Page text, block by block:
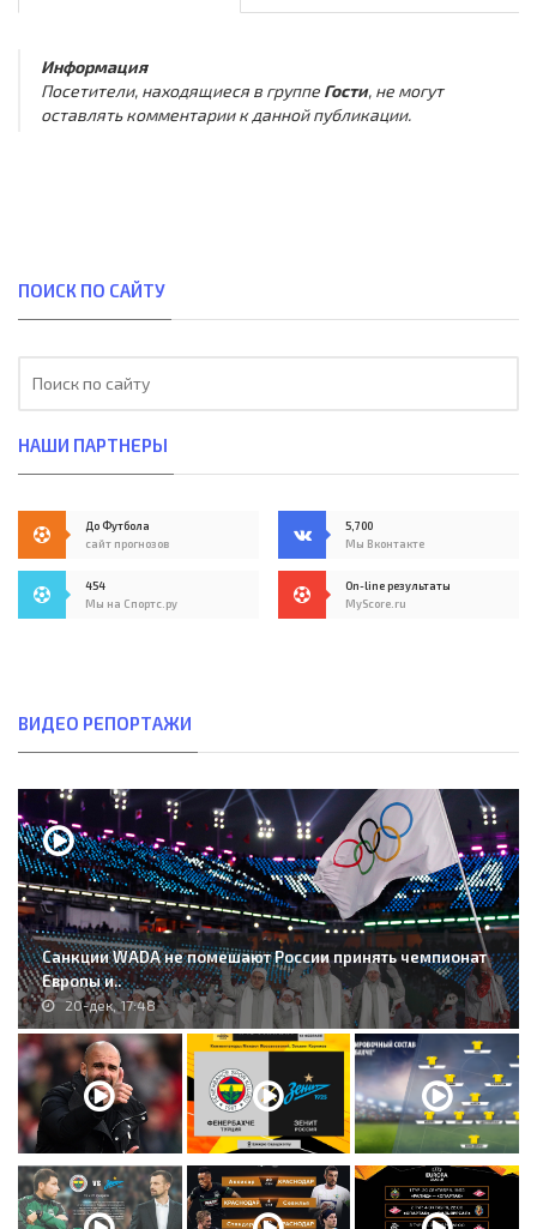
Информация
Посетители, находящиеся в группе Гости, не могут
оставлять комментарии к данной публикации.
ПОИСК ПО САЙТУ
НАШИ ПАРТНЕРЫ
До Футбола
сайт прогнозов
5,700
Мы Вконтакте
454
Мы на Спортс.ру
On-line результаты
MyScore.ru
ВИДЕО РЕПОРТАЖИ
Санкции WADA не помешают России принять чемпионат
Европы и..
20-дек, 17:48